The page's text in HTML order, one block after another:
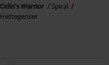
Odin's Warrior
Spiral
Hettegenser